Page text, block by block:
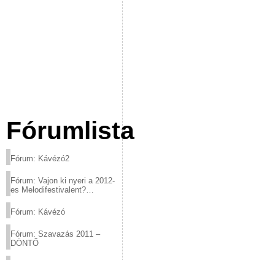
Fórumlista
Fórum: Kávézó2
Fórum: Vajon ki nyeri a 2012-
es Melodifestivalent?
Fórum: Kávézó
Fórum: Szavazás 2011 –
DÖNTŐ